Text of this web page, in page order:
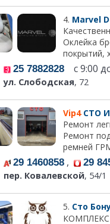
4. Marvel
Оклейка
покрытий,
25 7882828 с 9:00
ул. Слободская, 72
Vip4 СТО
Ремонт
Ремонт
ремней
29 1460858 , 29
пер. Ковалевской, 54/1
5. Сто